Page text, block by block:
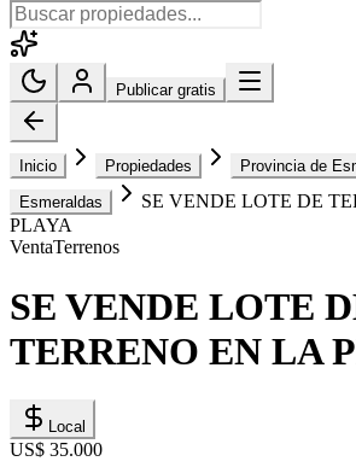
Publicar gratis
Inicio Propiedades
Provincia de
Esmeraldas
SE VENDE LOTE DE
PLAYA
VentaTerrenos
SE VENDE LOTE
TERRENO EN LA
Local
US$ 35.000